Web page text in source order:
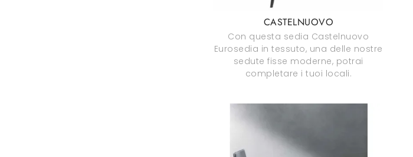
CASTELNUOVO
Con questa sedia Castelnuovo
Eurosedia in tessuto, una delle nostre
sedute fisse moderne, potrai
completare i tuoi locali.